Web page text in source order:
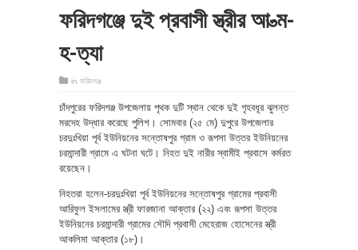
ফরিদগঞ্জে দুই প্রবাসী স্ত্রীর আ-ত্ম-
হ-ত্যা
in ফরিদগঞ্জ
চাঁদপুরের ফরিদগঞ্জ উপজেলায় পৃথক দুটি স্থান থেকে দুই গৃহবধূর ঝুলন্ত
মরদেহ উদ্ধার করেছে পুলিশ। সোমবার (২৫ মে) দুপুরে উপজেলার
চরদুঃখিয়া পূর্ব ইউনিয়নের সন্তোষপুর গ্রাম ও রূপসা উত্তর ইউনিয়নের
চরমান্দারী গ্রামে এ ঘটনা ঘটে। নিহত দুই নারীর স্বামীই প্রবাসে কর্মরত
রয়েছেন।
নিহতরা হলেন-চরদুঃখিয়া পূর্ব ইউনিয়নের সন্তোষপুর গ্রামের প্রবাসী
আরিফুল ইসলামের স্ত্রী ফারজানা আক্তার (২২) এবং রূপসা উত্তর
ইউনিয়নের চরমান্দারী গ্রামের সৌদি প্রবাসী মেহেরাজ হোসেনের স্ত্রী
আকলিমা আক্তার (১৮)।